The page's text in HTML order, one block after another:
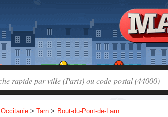
Occitanie > Tarn > Bout-du-Pont-de-Larn